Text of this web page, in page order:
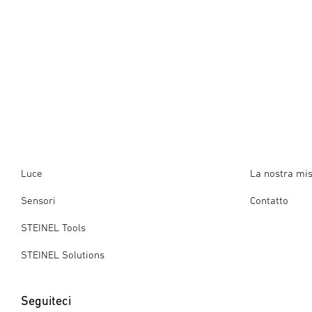
Luce
Sensori
STEINEL Tools
STEINEL Solutions
La nostra
Contatto
Seguiteci